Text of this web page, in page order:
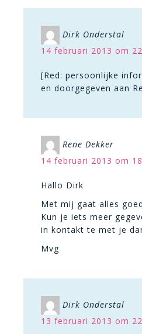
Dirk Onderstal
14 februari 2013 om
[Red: persoonlijke
en doorgegeven aan
Rene Dekker
14 februari 2013 om
Hallo Dirk
Met mij gaat alles
Kun je iets meer
in kontakt te met je
Mvg
Dirk Onderstal
13 februari 2013 om